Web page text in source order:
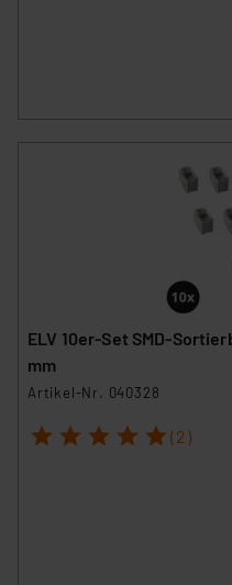
ELV 10er-Set SMD-
mm
Artikel-Nr. 040328
1 2 3 4 5 (2)